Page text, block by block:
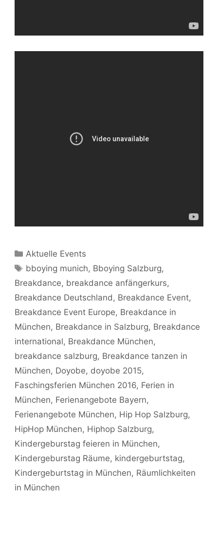
Kategorien
Aktuelle Events
Schlagwörter
bboying munich, Bboying Salzburg,
Breakdance, breakdance anfängerkurs,
Breakdance Deutschland, Breakdance Event,
Breakdance Event Europe, Breakdance in
München, Breakdance in Salzburg, Breakdance
international, Breakdance München,
breakdance salzburg, Breakdance tanzen in
München, Doyobe, doyobe 2015,
Faschingsferien München 2016, Ferien in
München, Ferienangebote Bayern,
Ferienangebote München, Hip Hop Salzburg,
HipHop München, Hiphop Salzburg,
Kindergeburstag feieren in München,
Kindergeburstag Räume, kindergeburtstag,
Kindergeburtstag in München, Räumlichkeiten
in München